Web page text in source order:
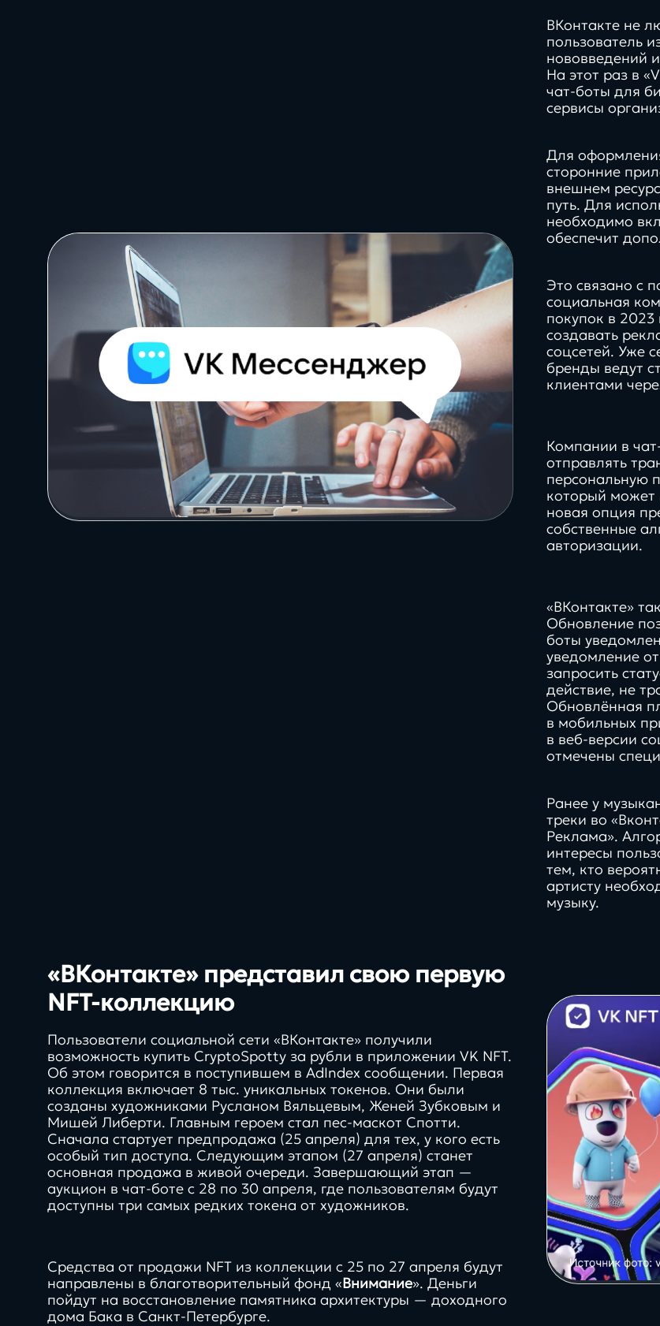
проекты, задачи и
решения
62%
клиентов с нами более 3
ВКонтакте не
пользователь
нововведений
На этот раз в
чат-боты для
сервисы
Для
сторонние
внешнем
путь. Для
необходимо
обеспечит
Это связано с
социальная
покупок в
создавать
соцсетей. Уже
бренды ведут
клиентами
Компании в
отправлять
персональную
который может
новая опция
собственные
авторизации.
«ВКонтакте»
Обновление
боты
уведомление
запросить
действие, не
Обновлённая
в мобильных
в веб-версии
отмечены
Ранее у
треки во
Реклама».
интересы
тем, кто
артисту
музыку.
«ВКонтакте» представил свою первую
NFT-коллекцию
Пользователи социальной сети «ВКонтакте» получили
возможность купить CryptoSpotty за рубли в приложении VK NFT.
Об этом говорится в поступившем в AdIndex сообщении. Первая
коллекция включает 8 тыс. уникальных токенов. Они были
созданы художниками Русланом Вяльцевым, Женей Зубковым и
Мишей Либерти. Главным героем стал пес-маскот Спотти.
Сначала стартует предпродажа (25 апреля) для тех, у кого есть
особый тип доступа. Следующим этапом (27 апреля) станет
основная продажа в живой очереди. Завершающий этап —
аукцион в чат-боте с 28 по 30 апреля, где пользователям будут
доступны три самых редких токена от художников.
Средства от продажи NFT из коллекции с 25 по 27 апреля будут
направлены в благотворительный фонд «Внимание». Деньги
пойдут на восстановление памятника архитектуры — доходного
дома Бака в Санкт-Петербурге.